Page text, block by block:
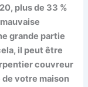
plus de 33 %
grande partie
il peut être
couvreur
votre maison